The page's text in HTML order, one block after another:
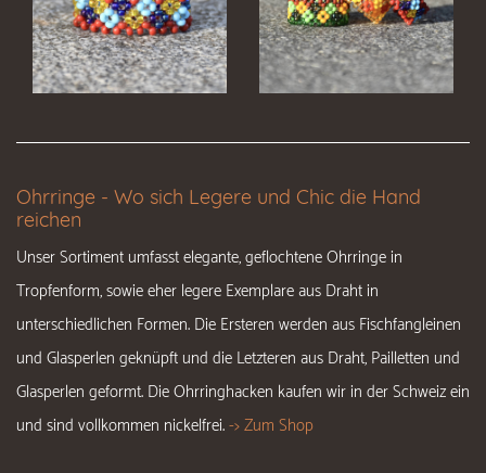
Ohrringe - Wo sich Legere und Chic die Hand
reichen
Unser Sortiment umfasst elegante, geflochtene Ohrringe in
Tropfenform, sowie eher legere Exemplare aus Draht in
unterschiedlichen Formen. Die Ersteren werden aus Fischfangleinen
und Glasperlen geknüpft und die Letzteren aus Draht, Pailletten und
Glasperlen geformt. Die Ohrringhacken kaufen wir in der Schweiz ein
und sind vollkommen nickelfrei.-> Zum Shop